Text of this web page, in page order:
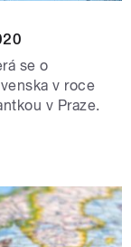
se o
v roce
v Praze.